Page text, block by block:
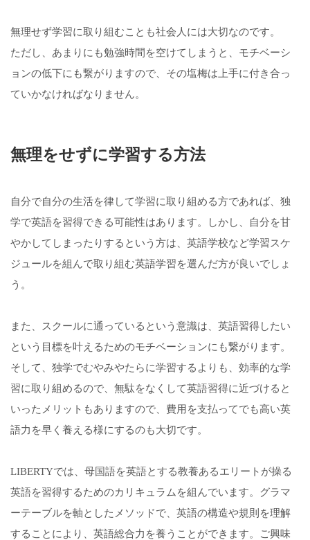
無理せず学習に取り組むことも社会人には大切なのです。
ただし、あまりにも勉強時間を空けてしまうと、モチベーシ
ョンの低下にも繋がりますので、その塩梅は上手に付き合っ
ていかなければなりません。
無理をせずに学習する方法
自分で自分の生活を律して学習に取り組める方であれば、独
学で英語を習得できる可能性はあります。しかし、自分を甘
やかしてしまったりするという方は、英語学校など学習スケ
ジュールを組んで取り組む英語学習を選んだ方が良いでしょ
う。
また、スクールに通っているという意識は、英語習得したい
という目標を叶えるためのモチベーションにも繋がります。
そして、独学でむやみやたらに学習するよりも、効率的な学
習に取り組めるので、無駄をなくして英語習得に近づけると
いったメリットもありますので、費用を支払ってでも高い英
語力を早く養える様にするのも大切です。
LIBERTYでは、母国語を英語とする教養あるエリートが操る
英語を習得するためのカリキュラムを組んでいます。グラマ
ーテーブルを軸としたメソッドで、英語の構造や規則を理解
することにより、英語総合力を養うことができます。ご興味